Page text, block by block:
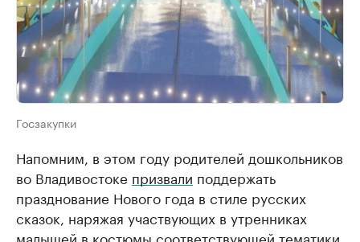
Госзакупки
Напомним, в этом году родителей дошкольников
во Владивостоке призвали поддержать
празднование Нового года в стиле русских
сказок, наряжая участвующих в утренниках
малышей в костюмы соответствующей тематики.